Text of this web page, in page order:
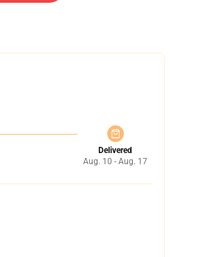
Delivered
Aug. 10 - Aug. 17